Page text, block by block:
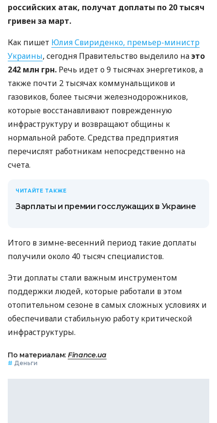
российских атак, получат доплаты по 20 тысяч
гривен за март.
Как пишет Юлия Свириденко, премьер-министр
Украины, сегодня Правительство выделило наэто
242 млн грн. Речь идет о 9 тысячах энергетиков, а
также почти 2 тысячах коммунальщиков и
газовиков, более тысячи железнодорожников,
которые восстанавливают поврежденную
инфраструктуру и возвращают общины к
нормальной работе. Средства предприятия
перечислят работникам непосредственно на
счета.
ЧИТАЙТЕ ТАКЖЕ
Зарплаты и премии госслужащих в Украине
Итого в зимне-весенний период такие доплаты
получили около 40 тысяч специалистов.
Эти доплаты стали важным инструментом
поддержки людей, которые работали в этом
отопительном сезоне в самых сложных условиях и
обеспечивали стабильную работу критической
инфраструктуры.
По материалам: Finance.ua
# Деньги